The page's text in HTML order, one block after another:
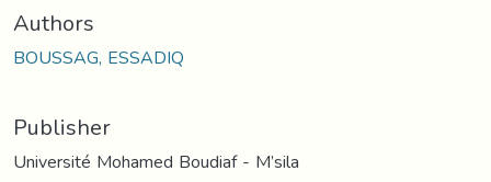
Authors
BOUSSAG, ESSADIQ
Publisher
Université Mohamed Boudiaf - M’sila